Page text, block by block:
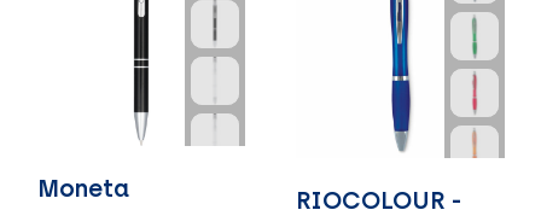
Moneta
RIOCOLOUR -